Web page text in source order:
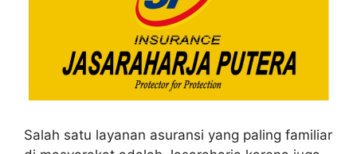
Salah satu layanan asuransi yang paling familiar